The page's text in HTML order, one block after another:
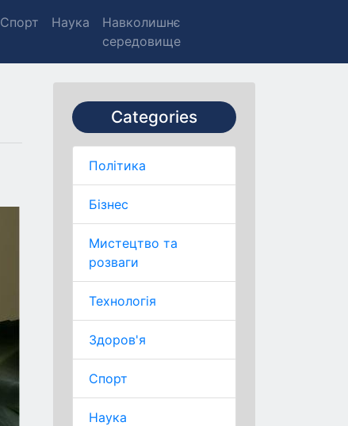
Спорт Наука
Навколишнє
середовище
Categories
Політика
Бізнес
Мистецтво та
розваги
Технологія
Здоров'я
Спорт
Наука